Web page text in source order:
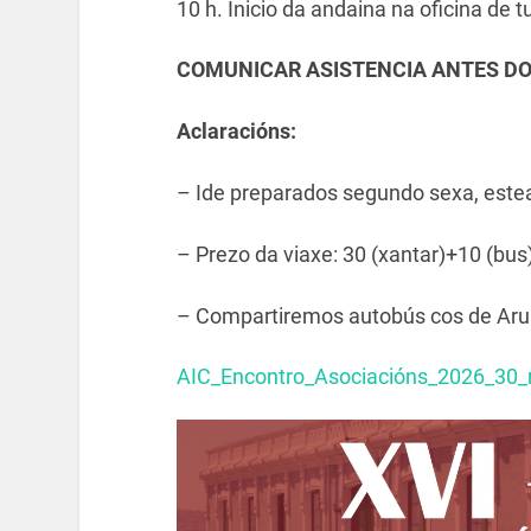
10 h. Inicio da andaina na oficina de
COMUNICAR ASISTENCIA ANTES
Aclaracións:
– Ide preparados segundo sexa,
– Prezo da viaxe: 30 (xantar)+10
– Compartiremos autobús cos de